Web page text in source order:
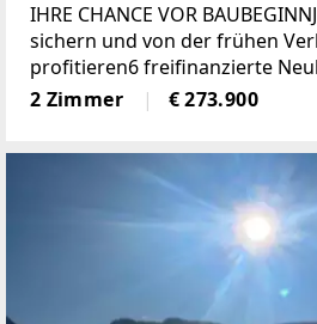
IHRE CHANCE VOR
sichern und von der frühen
profitieren6 freifinanzierte
m² bis 68 m²Alle Wohnungen
2 Zimmer € 273.900